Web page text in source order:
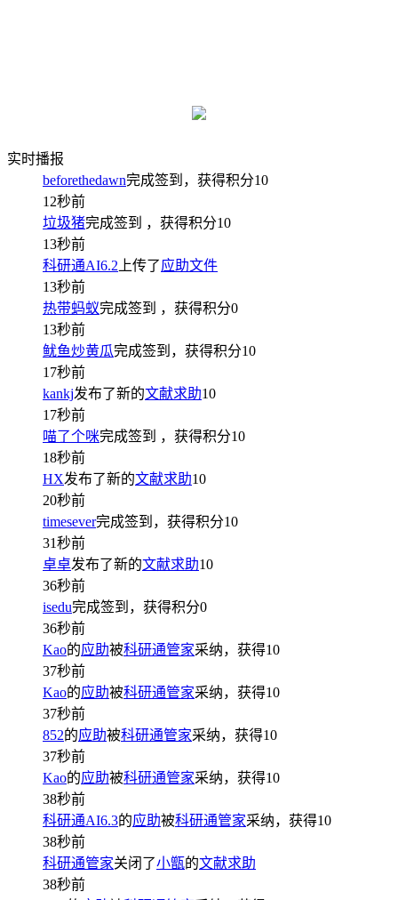
实时播报
beforethedawn完成签到，获得积分10
12秒前
垃圾猪完成签到 ，获得积分10
13秒前
科研通AI6.2上传了 应助文件
13秒前
热带蚂蚁完成签到 ，获得积分0
13秒前
鱿鱼炒黄瓜完成签到，获得积分10
17秒前
kankj发布了新的文献求助10
17秒前
喵了个咪完成签到 ，获得积分10
18秒前
HX发布了新的文献求助10
20秒前
timesever完成签到，获得积分10
31秒前
卓卓发布了新的文献求助10
36秒前
isedu完成签到，获得积分0
36秒前
Kao的应助被科研通管家采纳，获得10
37秒前
Kao的应助被科研通管家采纳，获得10
37秒前
852的应助被科研通管家采纳，获得10
37秒前
Kao的应助被科研通管家采纳，获得10
38秒前
科研通AI6.3的应助被科研通管家采纳，获得10
38秒前
科研通管家关闭了小甑的文献求助
38秒前